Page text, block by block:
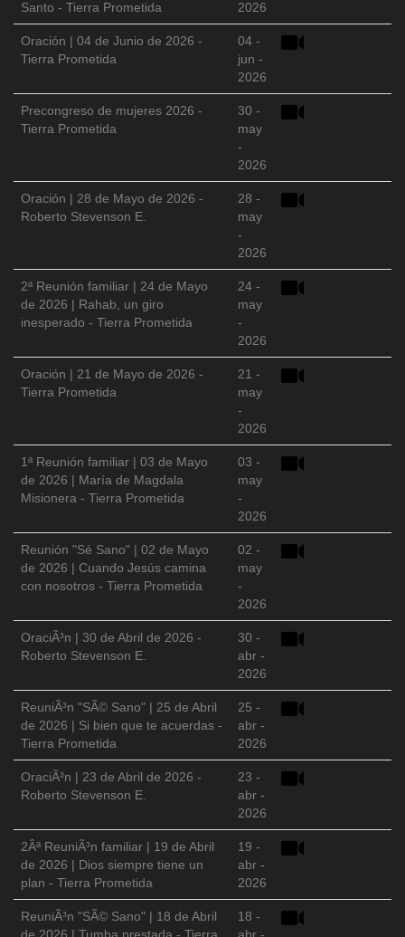
Santo - Tierra Prometida
2026
Oración | 04 de Junio de 2026 -
Tierra Prometida
04 -
jun -
2026
Precongreso de mujeres 2026 -
Tierra Prometida
30 -
may
-
2026
Oración | 28 de Mayo de 2026 -
Roberto Stevenson E.
28 -
may
-
2026
2ª Reunión familiar | 24 de Mayo
de 2026 | Rahab, un giro
inesperado - Tierra Prometida
24 -
may
-
2026
Oración | 21 de Mayo de 2026 -
Tierra Prometida
21 -
may
-
2026
1ª Reunión familiar | 03 de Mayo
de 2026 | María de Magdala
Misionera - Tierra Prometida
03 -
may
-
2026
Reunión "Sé Sano" | 02 de Mayo
de 2026 | Cuando Jesús camina
con nosotros - Tierra Prometida
02 -
may
-
2026
OraciÃ³n | 30 de Abril de 2026 -
Roberto Stevenson E.
30 -
abr -
2026
ReuniÃ³n "SÃ© Sano" | 25 de Abril
de 2026 | Si bien que te acuerdas -
Tierra Prometida
25 -
abr -
2026
OraciÃ³n | 23 de Abril de 2026 -
Roberto Stevenson E.
23 -
abr -
2026
2Âª ReuniÃ³n familiar | 19 de Abril
de 2026 | Dios siempre tiene un
plan - Tierra Prometida
19 -
abr -
2026
ReuniÃ³n "SÃ© Sano" | 18 de Abril
18 -